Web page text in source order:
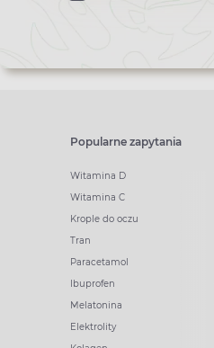
Popularne zapytania
Witamina D
Witamina C
Krople do oczu
Tran
Paracetamol
Ibuprofen
Melatonina
Elektrolity